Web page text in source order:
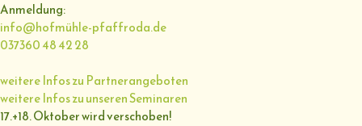
Anmeldung:
info@hofmühle-pfaffroda.de
037360 48 42 28
weitere Infos zu Partnerangeboten
weitere Infos zu unseren Seminaren
17.+18. Oktober wird verschoben!